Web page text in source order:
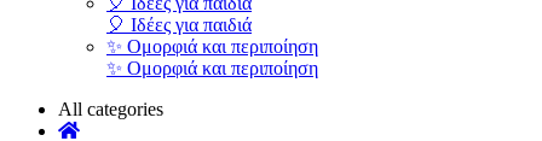
🎈 Ιδέες για παιδιά
✨ Ομορφιά και περιποίηση
✨ Ομορφιά και περιποίηση
All categories